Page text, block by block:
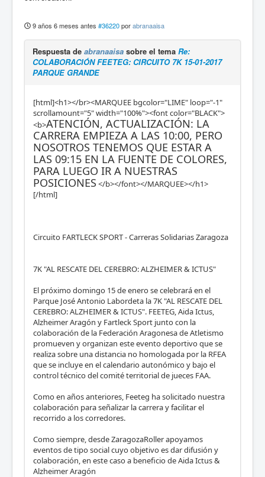
9 años 6 meses antes #36220porabranaaisa
Respuesta de abranaaisa sobre el tema Re:
COLABORACIÓN FEETEG: CIRCUITO 7K 15-01-2017
PARQUE GRANDE
[html]<h1></br><MARQUEE bgcolor="LIME" loop="-1"
scrollamount="5" width="100%"><font color="BLACK">
<b>ATENCIÓN, ACTUALIZACIÓN: LA
CARRERA EMPIEZA A LAS 10:00, PERO
NOSOTROS TENEMOS QUE ESTAR A
LAS 09:15 EN LA FUENTE DE COLORES,
PARA LUEGO IR A NUESTRAS
POSICIONES </b></font></MARQUEE></h1>
[/html]
Circuito FARTLECK SPORT - Carreras Solidarias Zaragoza
7K "AL RESCATE DEL CEREBRO: ALZHEIMER & ICTUS"
El próximo domingo 15 de enero se celebrará en el
Parque José Antonio Labordeta la 7K "AL RESCATE DEL
CEREBRO: ALZHEIMER & ICTUS". FEETEG, Aida Ictus,
Alzheimer Aragón y Fartleck Sport junto con la
colaboración de la Federación Aragonesa de Atletismo
promueven y organizan este evento deportivo que se
realiza sobre una distancia no homologada por la RFEA
que se incluye en el calendario autonómico y bajo el
control técnico del comité territorial de jueces FAA.
Como en años anteriores, Feeteg ha solicitado nuestra
colaboración para señalizar la carrera y facilitar el
recorrido a los corredores.
Como siempre, desde ZaragozaRoller apoyamos
eventos de tipo social cuyo objetivo es dar difusión y
colaboración, en este caso a beneficio de Aida Ictus &
Alzheimer Aragón